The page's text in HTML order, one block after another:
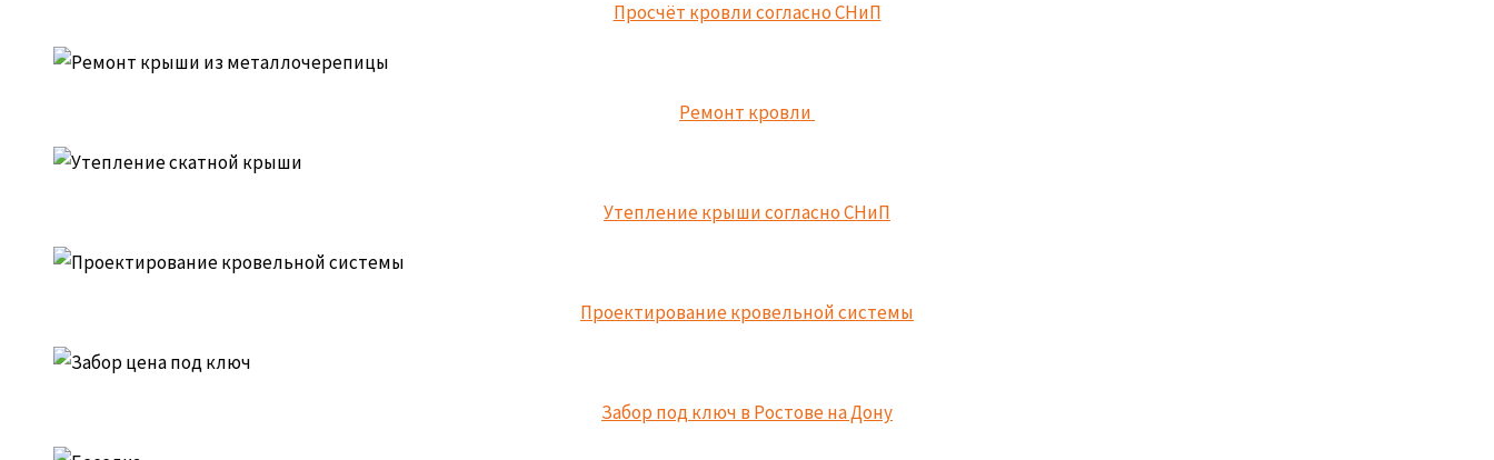
Просчёт кровли согласно СНиП
Ремонт кровли
Утепление крыши согласно СНиП
Проектирование кровельной системы
Забор под ключ в Ростове на Дону